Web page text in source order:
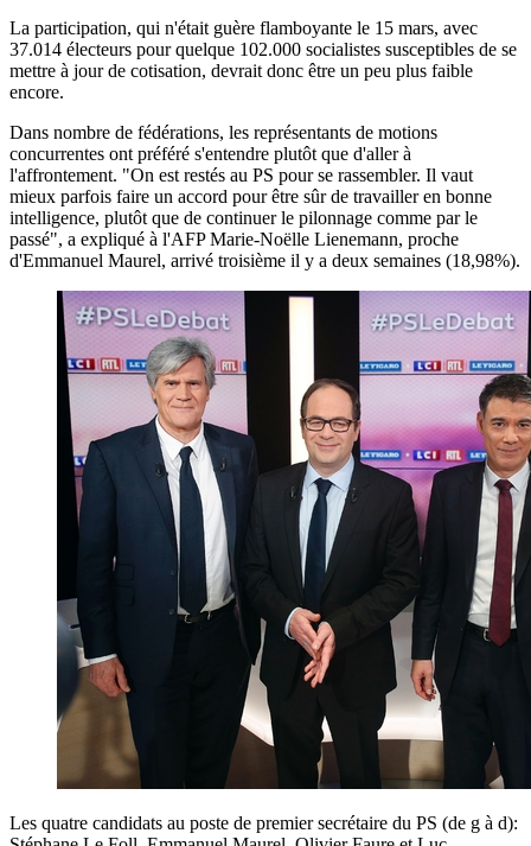
La participation, qui n'était guère flamboyante le 15 mars, avec
37.014 électeurs pour quelque 102.000 socialistes susceptibles de se
mettre à jour de cotisation, devrait donc être un peu plus faible
encore.
Dans nombre de fédérations, les représentants de motions
concurrentes ont préféré s'entendre plutôt que d'aller à
l'affrontement. "On est restés au PS pour se rassembler. Il vaut
mieux parfois faire un accord pour être sûr de travailler en bonne
intelligence, plutôt que de continuer le pilonnage comme par le
passé", a expliqué à l'AFP Marie-Noëlle Lienemann, proche
d'Emmanuel Maurel, arrivé troisième il y a deux semaines (18,98%).
Les quatre candidats au poste de premier secrétaire du PS (de g à d):